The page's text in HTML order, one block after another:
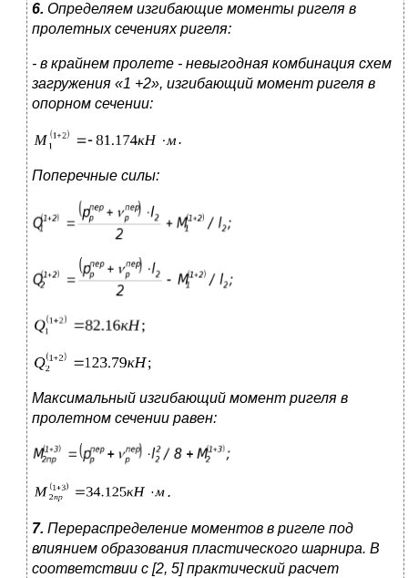
6. Определяем изгибающие моменты ригеля в
пролетных сечениях ригеля:
- в крайнем пролете - невыгодная комбинация схем
загружения «1 +2», изгибающий момент ригеля в
опорном сечении:
.
Поперечные силы:
Максимальный изгибающий момент ригеля в
пролетном сечении равен:
.
7. Перераспределение моментов в ригеле под
влиянием образования пластического шарнира. В
соответствии с [2, 5] практический расчет